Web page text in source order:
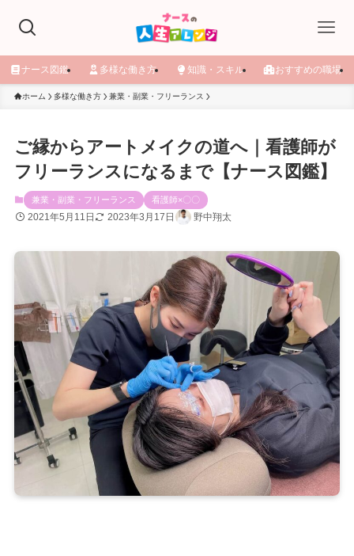
ナース図鑑 多様な働き方 知識・スキル おすすめの職場
ホーム 多様な働き方 兼業・副業・フリーランス
ご縁からアートメイクの道へ｜看護師が
フリーランスになるまで【ナース図鑑】
兼業・副業・フリーランス 看護師×〇〇
2021年5月11日 2023年3月17日 野中翔太